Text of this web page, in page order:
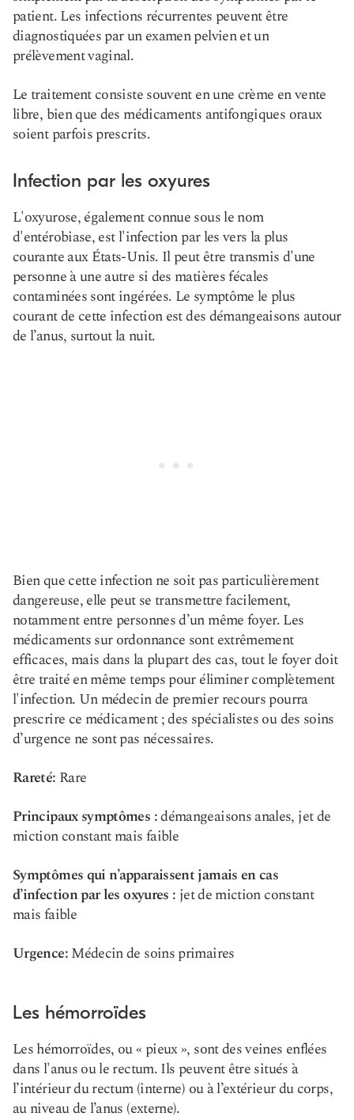
patient. Les infections récurrentes peuvent être
diagnostiquées par un examen pelvien et un
prélèvement vaginal.
Le traitement consiste souvent en une crème en vente
libre, bien que des médicaments antifongiques oraux
soient parfois prescrits.
Infection par les oxyures
L'oxyurose, également connue sous le nom
d'entérobiase, est l'infection par les vers la plus
courante aux États-Unis. Il peut être transmis d'une
personne à une autre si des matières fécales
contaminées sont ingérées. Le symptôme le plus
courant de cette infection est des démangeaisons autour
de l’anus, surtout la nuit.
Bien que cette infection ne soit pas particulièrement
dangereuse, elle peut se transmettre facilement,
notamment entre personnes d’un même foyer. Les
médicaments sur ordonnance sont extrêmement
efficaces, mais dans la plupart des cas, tout le foyer doit
être traité en même temps pour éliminer complètement
l'infection. Un médecin de premier recours pourra
prescrire ce médicament ; des spécialistes ou des soins
d’urgence ne sont pas nécessaires.
Rareté: Rare
Principaux symptômes :démangeaisons anales, jet de
miction constant mais faible
Symptômes qui n’apparaissent jamais en cas
d’infection par les oxyures : jet de miction constant
mais faible
Urgence:Médecin de soins primaires
Les hémorroïdes
Les hémorroïdes, ou « pieux », sont des veines enflées
dans l'anus ou le rectum. Ils peuvent être situés à
l’intérieur du rectum (interne) ou à l’extérieur du corps,
au niveau de l’anus (externe).